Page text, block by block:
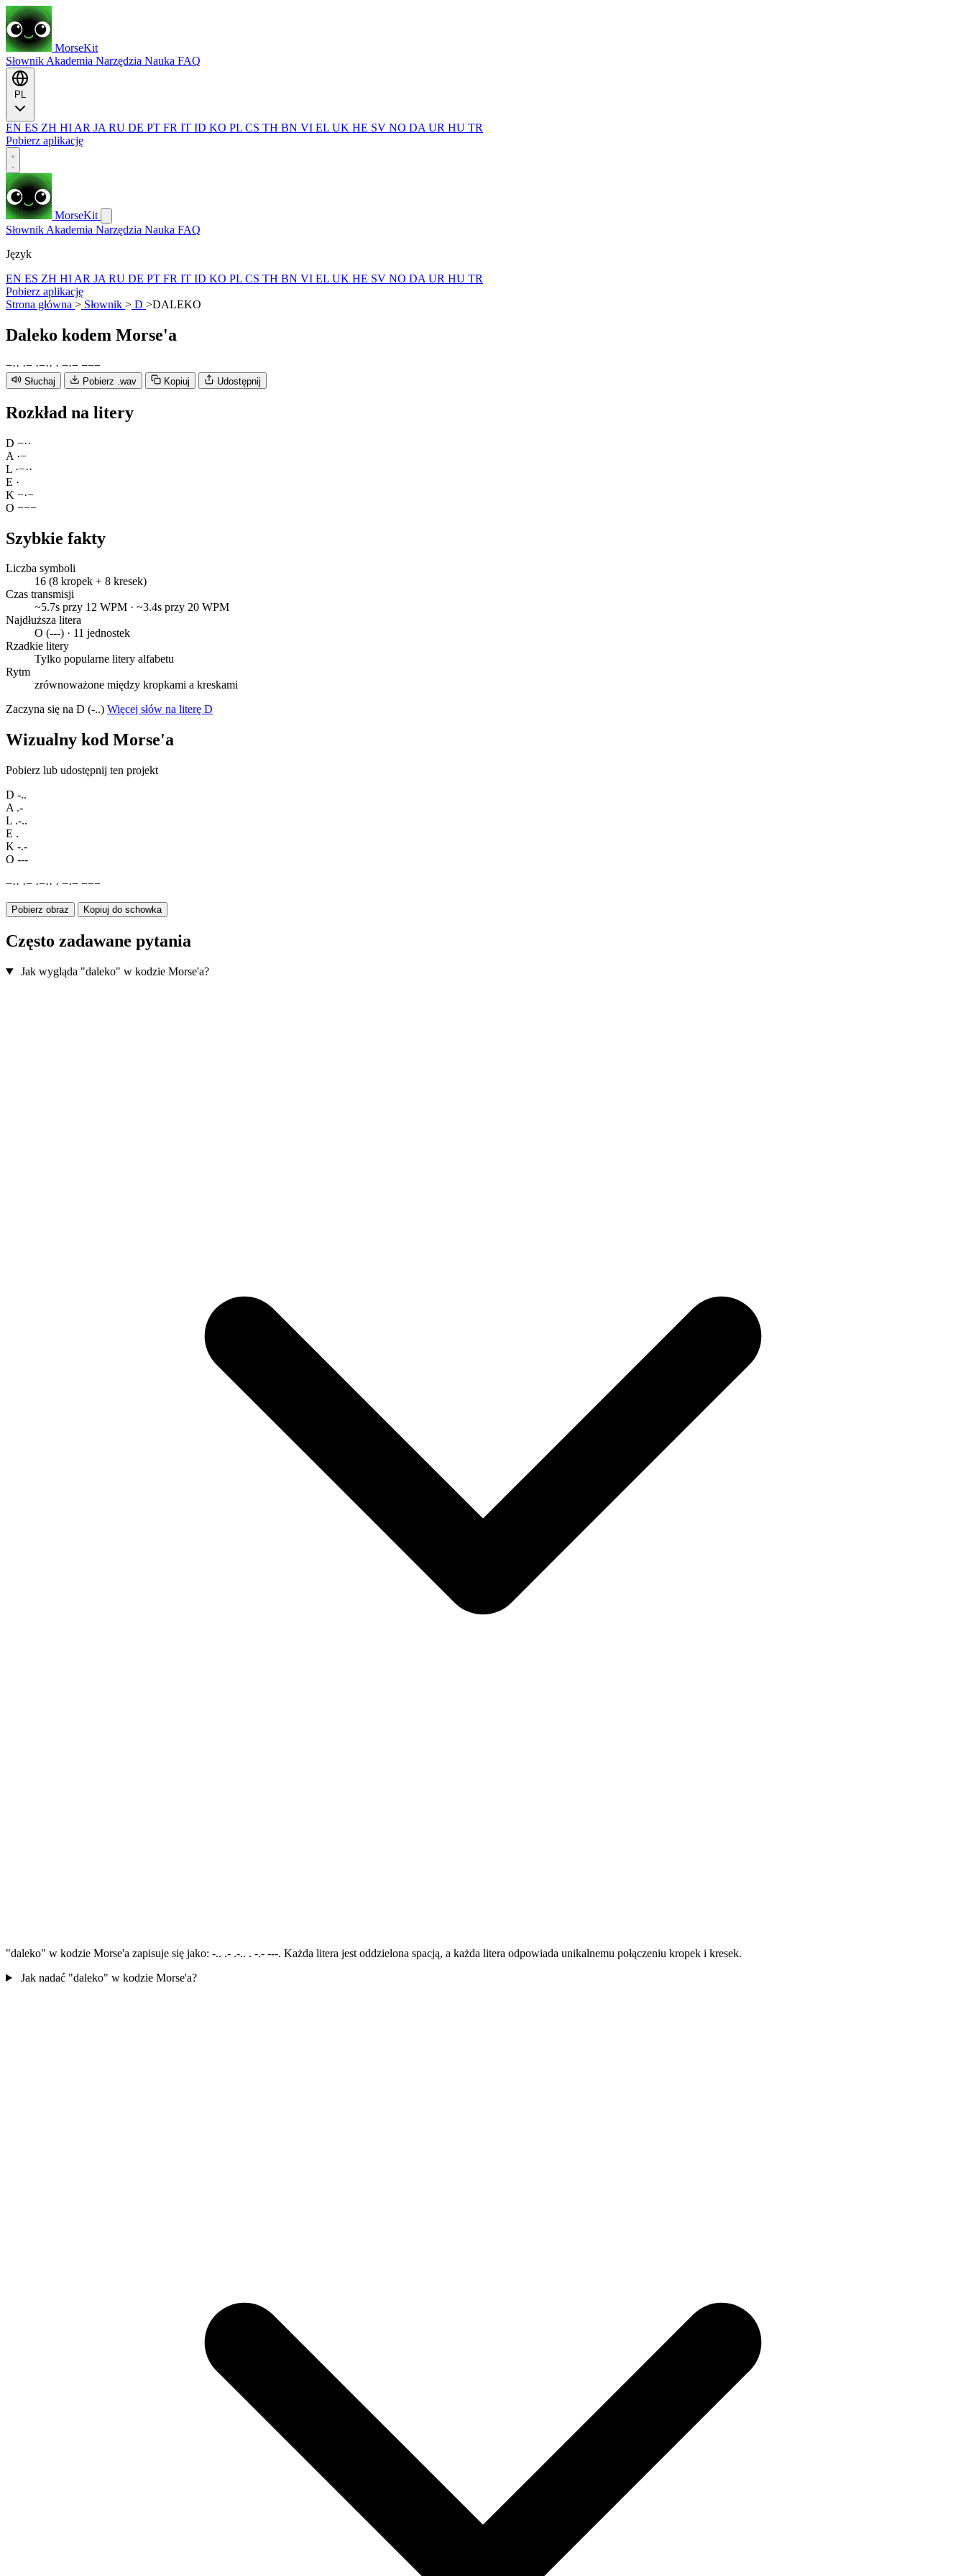
MorseKit
Słownik Akademia Narzędzia Nauka FAQ
EN ES ZH HI AR JA RU DE PT FR IT ID KO PL CS TH BN VI EL UK HE SV NO DA UR HU TR
Pobierz aplikację
MorseKit
Słownik Akademia Narzędzia Nauka FAQ
Język
EN ES ZH HI AR JA RU DE PT FR IT ID KO PL CS TH BN VI EL UK HE SV NO DA UR HU TR
Pobierz aplikację
Strona główna > Słownik > D >DALEKO
Daleko kodem Morse'a
−·· ·− ·−·· · −·− −−−
Słuchaj Pobierz .wav Kopiuj Udostępnij
Rozkład na litery
D −··
A ·−
L ·−··
E ·
K −·−
O −−−
Szybkie fakty
Liczba symboli
16 (8 kropek + 8 kresek)
Czas transmisji
~5.7s przy 12 WPM · ~3.4s przy 20 WPM
Najdłuższa litera
O (---) · 11 jednostek
Rzadkie litery
Tylko popularne litery alfabetu
Rytm
zrównoważone między kropkami a kreskami
Zaczyna się na D (-..) Więcej słów na literę D
Wizualny kod Morse'a
Pobierz lub udostępnij ten projekt
D -..
A .-
L .-..
E .
K -.-
O ---
−·· ·− ·−·· · −·− −−−
Pobierz obraz Kopiuj do schowka
Często zadawane pytania
Jak wygląda "daleko" w kodzie Morse'a?
"daleko" w kodzie Morse'a zapisuje się jako: -.. .- .-.. . -.- ---. Każda litera jest oddzielona spacją, a każda litera odpowiada unikalnemu połączeniu kropek i kresek.
Jak nadać "daleko" w kodzie Morse'a?